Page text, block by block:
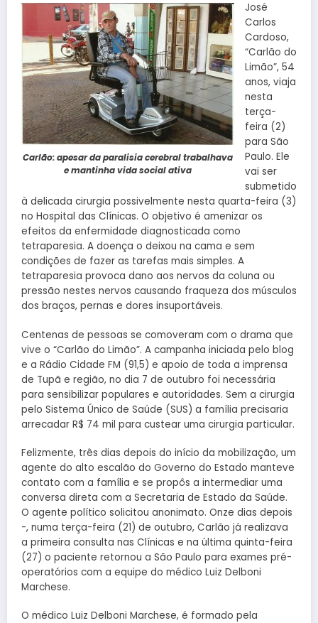
Carlão: apesar da paralisia cerebral trabalhava
e mantinha vida social ativa
José
Carlos
Cardoso,
“Carlão do
Limão”, 54
anos, viaja
nesta
terça-
feira (2)
para São
Paulo. Ele
vai ser
submetido
à delicada cirurgia possivelmente nesta quarta-feira (3)
no Hospital das Clínicas. O objetivo é amenizar os
efeitos da enfermidade diagnosticada como
tetraparesia. A doença o deixou na cama e sem
condições de fazer as tarefas mais simples. A
tetraparesia provoca dano aos nervos da coluna ou
pressão nestes nervos causando fraqueza dos músculos
dos braços, pernas e dores insuportáveis.
Centenas de pessoas se comoveram com o drama que
vive o “Carlão do Limão”. A campanha iniciada pelo blog
e a Rádio Cidade FM (91,5) e apoio de toda a imprensa
de Tupã e região, no dia 7 de outubro foi necessária
para sensibilizar populares e autoridades. Sem a cirurgia
pelo Sistema Único de Saúde (SUS) a família precisaria
arrecadar R$ 74 mil para custear uma cirurgia particular.
Felizmente, três dias depois do início da mobilização, um
agente do alto escalão do Governo do Estado manteve
contato com a família e se propôs a intermediar uma
conversa direta com a Secretaria de Estado da Saúde.
O agente político solicitou anonimato. Onze dias depois
-, numa terça-feira (21) de outubro, Carlão já realizava
a primeira consulta nas Clínicas e na última quinta-feira
(27) o paciente retornou a São Paulo para exames pré-
operatórios com a equipe do médico Luiz Delboni
Marchese.
O médico Luiz Delboni Marchese, é formado pela